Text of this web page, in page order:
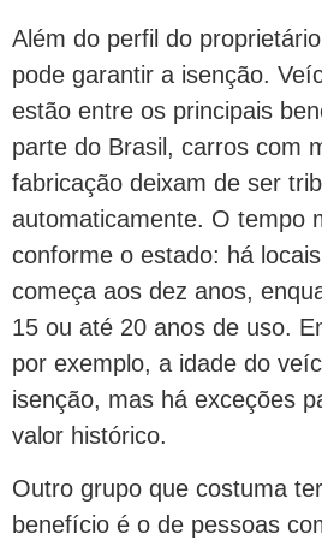
Além do perfil do
pode garantir a isenção.
estão entre os principais
parte do Brasil, carros com
fabricação deixam de ser
automaticamente. O tempo
conforme o estado: há
começa aos dez anos,
15 ou até 20 anos de uso.
por exemplo, a idade do
isenção, mas há exceções
valor histórico.
Outro grupo que costuma
benefício é o de pessoas